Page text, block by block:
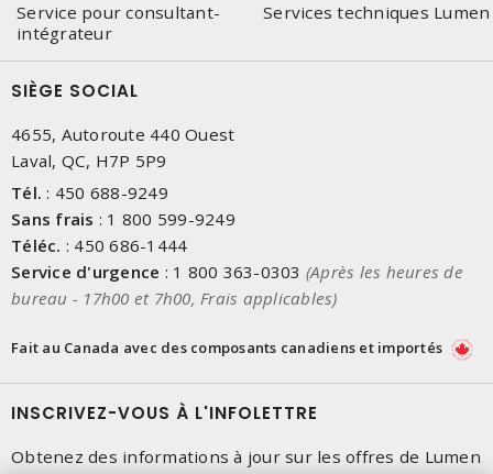
Service pour consultant-
intégrateur
Services techniques Lumen
SIÈGE SOCIAL
4655, Autoroute 440 Ouest
Laval, QC, H7P 5P9
Tél. : 450 688-9249
Sans frais : 1 800 599-9249
Téléc. : 450 686-1444
Service d'urgence : 1 800 363-0303 (Après les heures de
bureau - 17h00 et 7h00, Frais applicables)
Fait au Canada avec des composants canadiens et importés
INSCRIVEZ-VOUS À L'INFOLETTRE
Obtenez des informations à jour sur les offres de Lumen